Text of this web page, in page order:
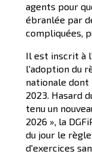
agents pour
ébranlée par
compliquées,
Il est inscrit à
l'adoption du
nationale dont
2023. Hasard
tenu un
2026 », la
du jour le
d'exercices